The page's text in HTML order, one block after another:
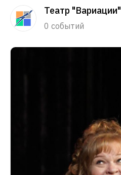
Театр "Вариации"
0 событий